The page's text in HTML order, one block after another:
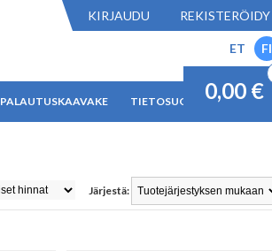
KIRJAUDU REKISTERÖIDY
ET FI
0,00 €
PALAUTUSKAAVAKE TIETOSUOJAKÄYTÄNTÖ
Järjestä: